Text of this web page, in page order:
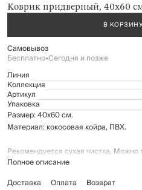
Коврик придверный, 40х60
В КОРЗИНУ
Самовывоз
Бесплатно•Сегодня и позже
Линия
Коллекция
Артикул
Упаковка
Размер: 40х60 см.
Материал: кокосовая койра, ПВХ.
Рекомендуется сухая чистка. Можно
Полное описание
Доставка
Оплата Возврат